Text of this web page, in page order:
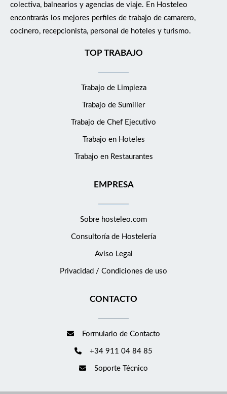
colectiva, balnearios y agencias de viaje. En Hosteleo
encontrarás los mejores perfiles de trabajo de camarero,
cocinero, recepcionista, personal de hoteles y turismo.
TOP TRABAJO
Trabajo de Limpieza
Trabajo de Sumiller
Trabajo de Chef Ejecutivo
Trabajo en Hoteles
Trabajo en Restaurantes
EMPRESA
Sobre hosteleo.com
Consultoría de Hostelería
Aviso Legal
Privacidad / Condiciones de uso
CONTACTO
Formulario de Contacto
+34 911 04 84 85
Soporte Técnico